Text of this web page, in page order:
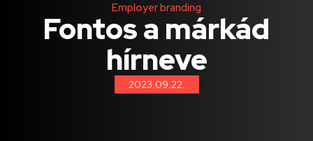
Employer branding
Fontos a márkád
hírneve
2023.09.22.